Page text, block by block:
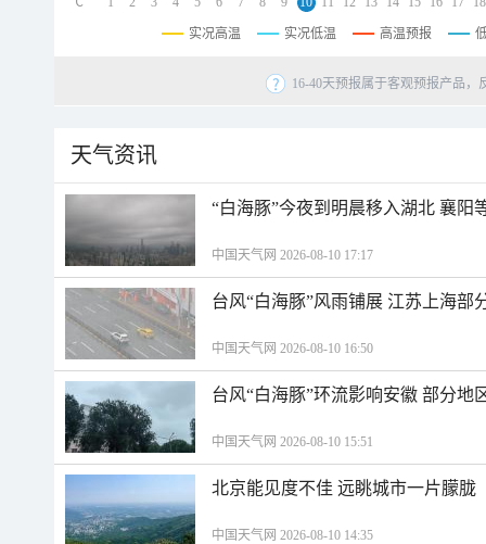
实况高温 实况低温 高温预报
16-40天预报属于客观预报产品
天气资讯
“白海豚”今夜到明晨移入湖北 襄阳
中国天气网 2026-08-10 17:17
台风“白海豚”风雨铺展 江苏上海部
中国天气网 2026-08-10 16:50
台风“白海豚”环流影响安徽 部分地
中国天气网 2026-08-10 15:51
北京能见度不佳 远眺城市一片朦胧
中国天气网 2026-08-10 14:35